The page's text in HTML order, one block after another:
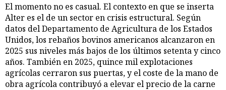
El momento no es casual. El contexto en que se inserta
Alter es el de un sector en crisis estructural. Según
datos del Departamento de Agricultura de los Estados
Unidos, los rebaños bovinos americanos alcanzaron en
2025 sus niveles más bajos de los últimos setenta y cinco
años. También en 2025, quince mil explotaciones
agrícolas cerraron sus puertas, y el coste de la mano de
obra agrícola contribuyó a elevar el precio de la carne